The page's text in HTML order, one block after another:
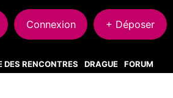
Connexion + Déposer
DES RENCONTRES DRAGUE FORUM